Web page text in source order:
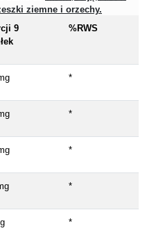
ziemne i orzechy.
9
%RWS
*
*
*
*
*